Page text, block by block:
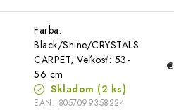
Farba:
Black/Shine/CRYSTALS
CARPET, Veľkosť: 53-
56 cm
Skladom (2 ks)
EAN: 8057099358224